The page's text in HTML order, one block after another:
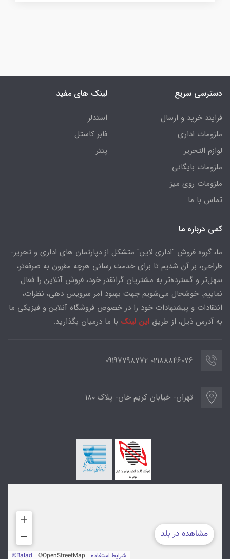
دسترسی سریع
فرایند خرید و ارسال
ملزومات اداری
لوازم التحریر
ملزومات بایگانی
ملزومات روی میز
تماس با ما
لینک های مفید
استدلر
فابر کاستل
پنتر
کمی درباره ما
ما، گروه فروش "اداری لاین" متشکل از دپارتمان های اداری و تحریر-
طراحی، بر آن شدیم تا برای خدمت رسانی هرچه مقرون به صرفه‌تر،
سهل‌تر و گسترده‌تر به مشتریان گرانقدر خود، فروش آنلاین را فعال
نماییم. خوشحال می‌شویم جهت بهبود امر سرویس دهی، نظرات،
انتقادات و پیشنهادات خود را در خصوص فروشگاه آنلاین و فیزیکی ما
به آدرس ذیل، از طریق این لینک با ما درمیان بگذارید.
02188846076 09197798772
تهران- خیابان کریم خان- پلاک ۱۸۰